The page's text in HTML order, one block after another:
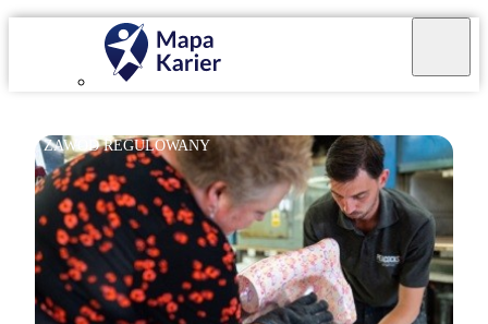
ZAWÓD REGULOWANY